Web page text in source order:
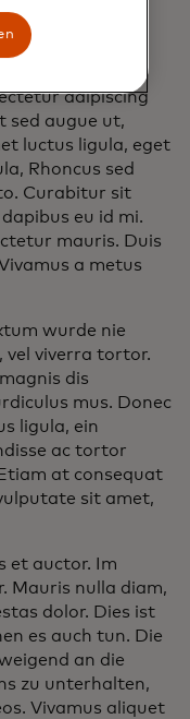
zum
adipiscing
sed augue ut,
luctus ligula, eget
Rhoncus sed
Curabitur sit
eu id mi.
mauris. Duis
a metus
wurde nie
vel viverra tortor.
dis
mus. Donec
ligula, ein
ac tortor
at consequat
sit amet,
et auctor. Im
Mauris nulla diam,
dolor. Dies ist
es auch tun. Die
an die
zu unterhalten,
Vivamus aliquet